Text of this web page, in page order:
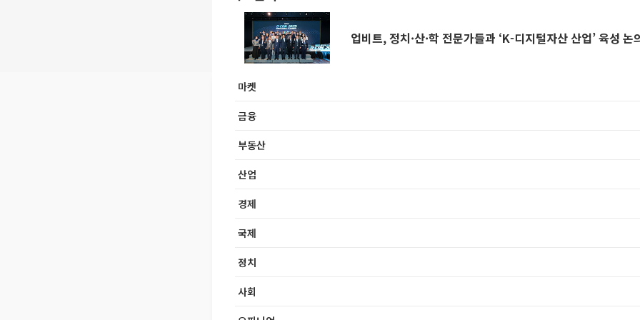
업비트, 정치·산·학 전문가들과 ‘K-디지털자산 산업’ 육성 논
마켓
금융
부동산
산업
경제
국제
정치
사회